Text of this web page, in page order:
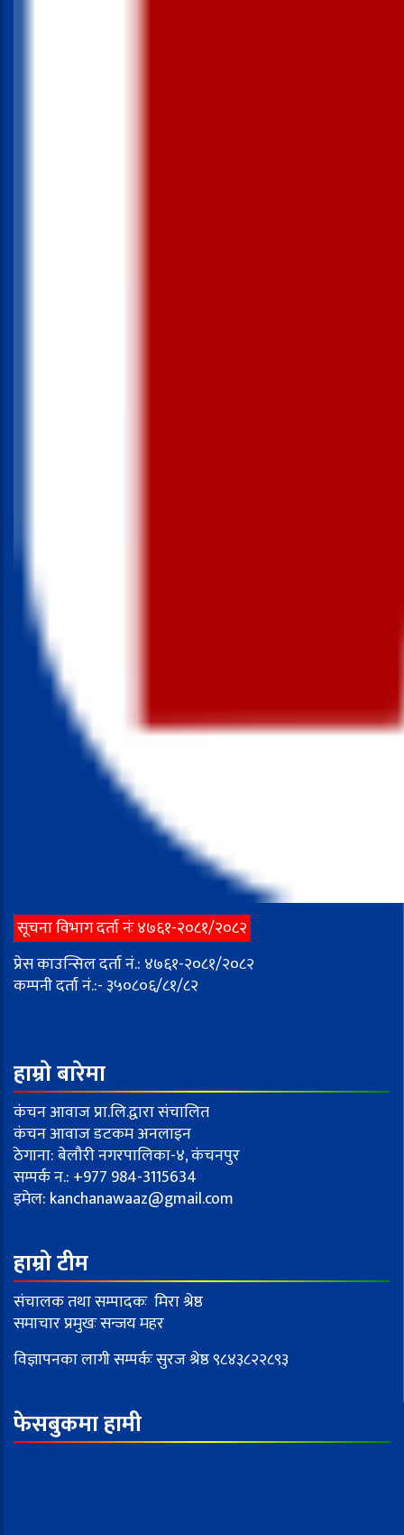
सूचना विभाग दर्ता नंः ४७६१-२०८१/२०८२
प्रेस काउन्सिल दर्ता नं.: ४७६१-२०८१/२०८२
कम्पनी दर्ता नं.:- ३५०८०६/८१/८२
हाम्रो बारेमा
कंचन आवाज प्रा.लि.द्वारा संचालित
कंचन आवाज डटकम अनलाइन
ठेगाना: बेलौरी नगरपालिका-४, कंचनपुर
सम्पर्क न.: +977 984-3115634
इमेल: kanchanawaaz@gmail.com
हाम्रो टीम
संचालक तथा सम्पादकः मिरा श्रेष्ठ
समाचार प्रमुखः सन्जय महर
विज्ञापनका लागी सम्पर्कः सुरज श्रेष्ठ ९८४३८२२८९३
फेसबुकमा हामी